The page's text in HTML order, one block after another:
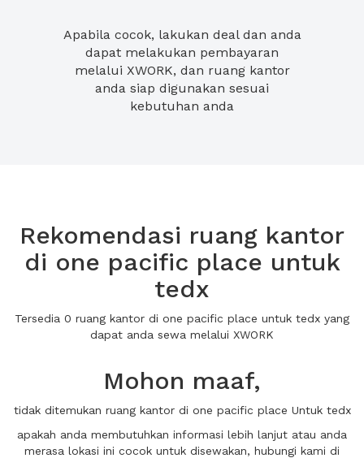
Apabila cocok, lakukan deal dan anda
dapat melakukan pembayaran
melalui XWORK, dan ruang kantor
anda siap digunakan sesuai
kebutuhan anda
Rekomendasi ruang kantor
di one pacific place untuk
tedx
Tersedia 0 ruang kantor di one pacific place untuk tedx yang
dapat anda sewa melalui XWORK
Mohon maaf,
tidak ditemukan ruang kantor di one pacific place Untuk tedx
apakah anda membutuhkan informasi lebih lanjut atau anda
merasa lokasi ini cocok untuk disewakan, hubungi kami di